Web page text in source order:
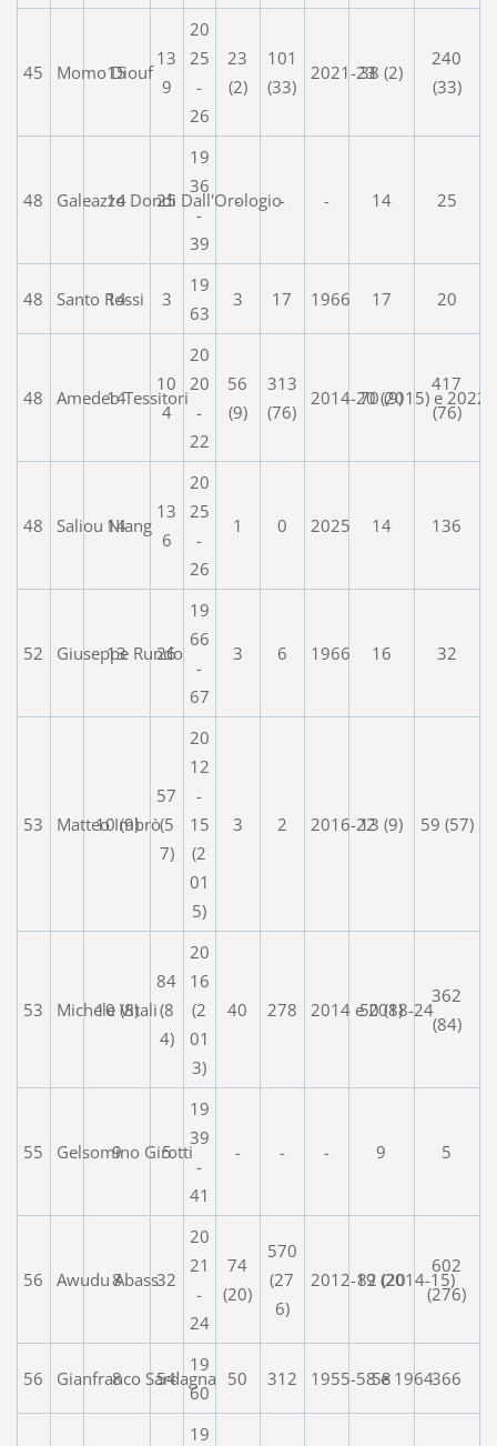
45 Momo Diouf
15
13
9
20
25
-
26
23
(2)
101
(33)
2021-2338 (2)
240
(33)
48 Galeazzo Dondi Dall'Orologio
14 25
19
36
-
39
- - - 14 25
48 Santo Rossi
14 3
19
63
3 17 1966 17 20
48 Amedeo Tessitori
14
10
4
20
20
-
22
56
(9)
313
(76)
2014-20 (2015) e
70 (9)
417
(76)
48 Saliou Niang
14
13
6
20
25
-
26
1 0 2025 14 136
52 Giuseppe Rundo
13 26
19
66
-
67
3 6 1966 16 32
53 Matteo Imbrò
10 (9)
57
(5
7)
20
12
-
15
(2
01
5)
3 2 2016-2213 (9) 59 (57)
53 Michele Vitali
10 (8)
84
(8
4)
20
16
(2
01
3)
40 278 2014 e 2018-24
50 (8)
362
(84)
55 Gelsomino Girotti
9 5
19
39
-
41
- - - 9 5
56 Awudu Abass
8 32
20
21
-
24
74
(20)
570
(27
6)
2012-19 (2014-15)
82 (20
602
(276)
56 Gianfranco Sardagna
8 54
19
60
50 312 1955-58 e 1964
58 366
19